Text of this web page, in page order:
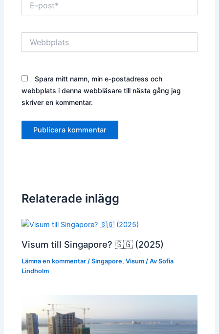
post*
Spara mitt namn, min e-postadress och
webbplats i denna webbläsare till nästa gång jag
skriver en kommentar.
Relaterade inlägg
Visum till Singapore? 🇸🇬 (2025)
Lämna en kommentar /Singapore,Visum / Av Sofia
Lindholm